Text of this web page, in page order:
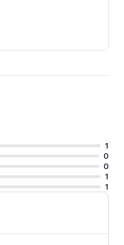
1
0
0
1
1